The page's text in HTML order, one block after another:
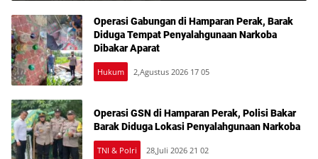
Operasi Gabungan di Hamparan Perak, Barak
Diduga Tempat Penyalahgunaan Narkoba
Dibakar Aparat
Hukum 2,Agustus 2026 17 05
Operasi GSN di Hamparan Perak, Polisi Bakar
Barak Diduga Lokasi Penyalahgunaan Narkoba
TNI & Polri 28,Juli 2026 21 02